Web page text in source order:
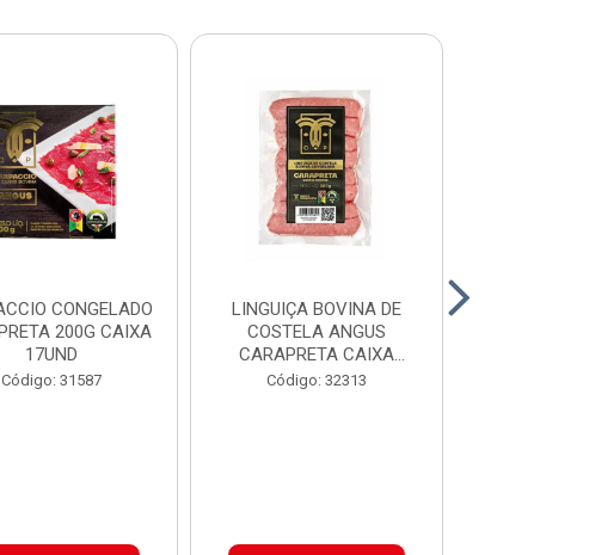
CONGELADO
200G CAIXA
17UND
Código: 31587
LINGUIÇA BOVINA DE
COSTELA ANGUS
CARAPRETA CAIXA
24X300G
Código: 32313